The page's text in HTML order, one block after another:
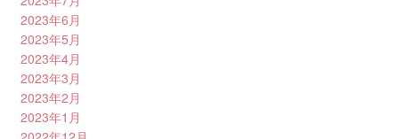
2023年6月
2023年5月
2023年4月
2023年3月
2023年2月
2023年1月